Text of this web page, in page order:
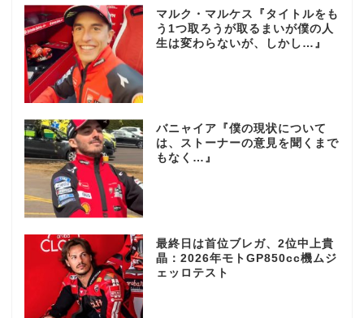
マルク・マルケス『タイトルをも
う1つ取ろうが取るまいが僕の人
生は変わらないが、しかし…』
バニャイア『僕の現状について
は、ストーナーの意見を聞くまで
もなく…』
最終日は首位ブレガ、2位中上貴
晶：2026年モトGP850cc機ムジ
ェッロテスト